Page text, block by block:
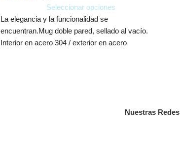
Seleccionar opciones
La elegancia y la funcionalidad se
encuentran.Mug doble pared, sellado al vacío.
Interior en acero 304 / exterior en acero
Nuestras Redes